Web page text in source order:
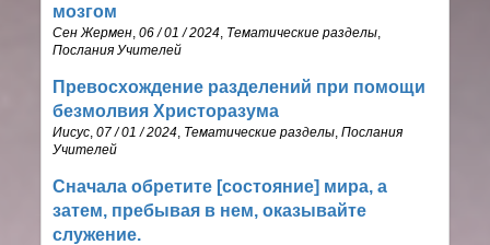
мозгом
Сен Жермен ,06 / 01 / 2024 Тематические разделы
Послания Учителей
Превосхождение разделений при помощи
безмолвия Христоразума
Иисус ,07 / 01 / 2024 Тематические разделы ,Послания
Учителей
Сначала обретите [состояние] мира, а
затем, пребывая в нем, оказывайте
служение.